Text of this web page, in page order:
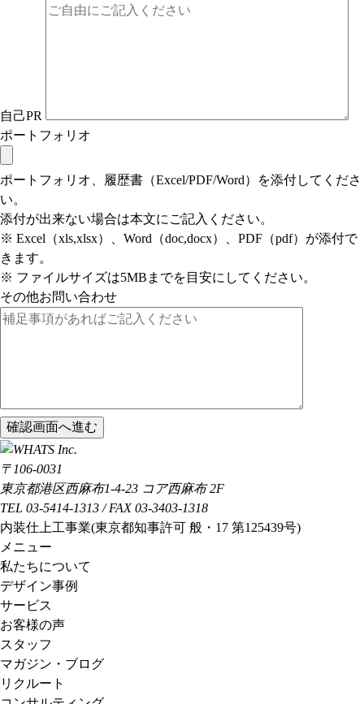
自己PR
ポートフォリオ
ポートフォリオ、履歴書（Excel/PDF/Word）を添付してくださ
い。
添付が出来ない場合は本文にご記入ください。
※ Excel（xls,xlsx）、Word（doc,docx）、PDF（pdf）が添付で
きます。
※ ファイルサイズは5MBまでを目安にしてください。
その他お問い合わせ
こ
の
フ
ィ
ー
ル
ド
は
空
の
ま
ま
に
し
て
〒106-0031
東京都港区西麻布1-4-23 コア西麻布 2F
TEL 03-5414-1313 / FAX 03-3403-1318
内装仕上工事業(東京都知事許可 般・17 第125439号)
メニュー
私たちについて
デザイン事例
サービス
お客様の声
スタッフ
マガジン・ブログ
リクルート